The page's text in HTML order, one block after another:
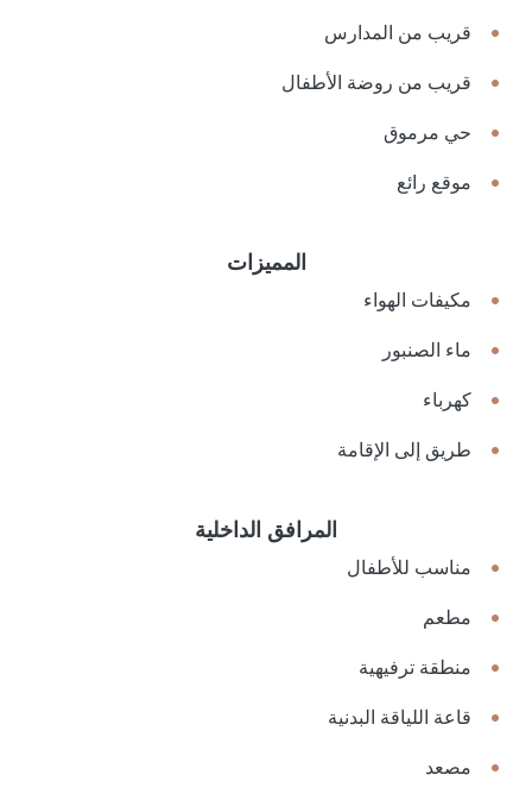
قريب من المدارس
قريب من روضة الأطفال
حي مرموق
موقع رائع
المميزات
مكيفات الهواء
ماء الصنبور
كهرباء
طريق إلى الإقامة
المرافق الداخلية
مناسب للأطفال
مطعم
منطقة ترفيهية
قاعة اللياقة البدنية
مصعد